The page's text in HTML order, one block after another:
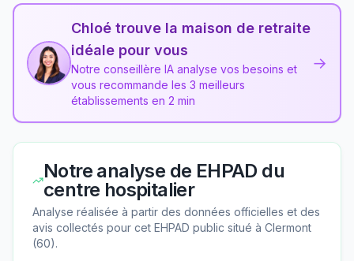
Chloé trouve la maison de retraite
idéale pour vous
Notre conseillère IA analyse vos besoins et
vous recommande les 3 meilleurs
établissements en 2 min
→
Notre analyse de EHPAD du
centre hospitalier
Analyse réalisée à partir des données officielles et des
avis collectés pour cet EHPAD public situé à Clermont
(60).